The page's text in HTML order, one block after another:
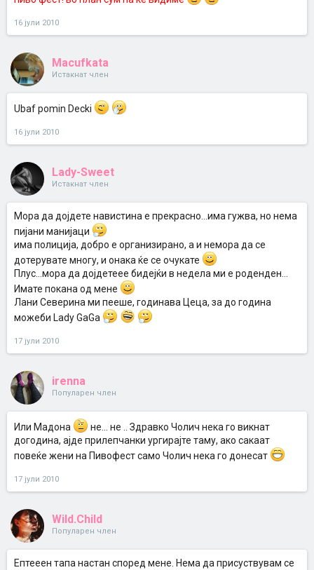
16 јули 2010
Macufkata
Истакнат член
Ubaf pomin Decki
16 јули 2010
Lady-Sweet
Истакнат член
Мора да дојдете навистина е прекрасно...има гужва, но нема
пијани манијаци
има полиција, добро е организирано, а и немора да се
дотерувате многу, и онака ќе се очукате
Плус...мора да дојдетеее бидејќи в недела ми е роденден...
Имате покана од мене
Лани Северина ми пееше, годинава Цеца, за до година
можеби Lady GaGa
17 јули 2010
irenna
Популарен член
Или Мадона
не... не .. Здравко Чолич нека го викнат
догодина, ајде прилепчанки ургирајте таму, ако сакаат
повеќе жени на Пивофест само Чолич нека го донесат
17 јули 2010
Wild.Child
Популарен член
Ептееен тапа настан според мене. Нема да присуствувам се